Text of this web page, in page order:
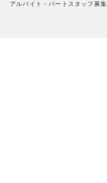
アルバイト・パートスタッフ募集